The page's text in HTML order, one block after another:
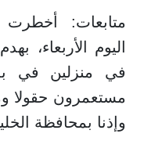
متابعات: أخطرت
اليوم الأربعاء،
في منزلين في
مستعمرون حقولا
وإذنا بمحافظة